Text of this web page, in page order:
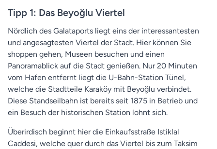
Tipp 1: Das Beyoğlu Viertel
Nördlich des Galataports liegt eins der interessantesten
und angesagtesten Viertel der Stadt. Hier können Sie
shoppen gehen, Museen besuchen und einen
Panoramablick auf die Stadt genießen. Nur 20 Minuten
vom Hafen entfernt liegt die U-Bahn-Station Tünel,
welche die Stadtteile Karaköy mit Beyoğlu verbindet.
Diese Standseilbahn ist bereits seit 1875 in Betrieb und
ein Besuch der historischen Station lohnt sich.
Überirdisch beginnt hier die Einkaufsstraße Istiklal
Caddesi, welche quer durch das Viertel bis zum Taksim